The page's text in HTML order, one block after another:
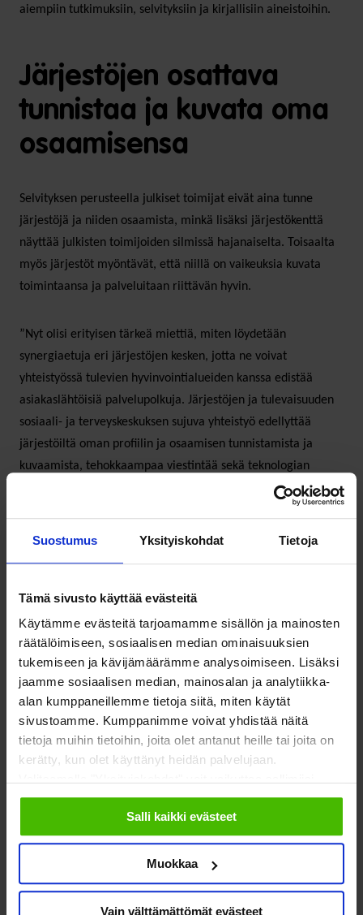
Suostumus Yksityiskohdat Tietoja
Tämä sivusto käyttää evästeitä
Käytämme evästeitä tarjoamamme sisällön ja mainosten
räätälöimiseen, sosiaalisen median ominaisuuksien
tukemiseen ja kävijämäärämme analysoimiseen. Lisäksi
jaamme sosiaalisen median, mainosalan ja analytiikka-
alan kumppaneillemme tietoja siitä, miten käytät
sivustoamme. Kumppanimme voivat yhdistää näitä
tietoja muihin tietoihin, joita olet antanut heille tai joita on
kerätty, kun olet käyttänyt heidän palvelujaan.
evästeisiin.
Salli kaikki evästeet
Muokkaa
Vain välttämättömät evästeet
aiempiin tutkimuksiin, selvityksiin ja kirjallisiin aineistoihin.
Järjestöjen osattava
tunnistaa ja kuvata oma
osaamisensa
Selvityksen perusteella julkiset toimijat eivät aina tunne
järjestöjä ja niiden osaamista, minkä lisäksi järjestökenttä
näyttää julkisten toimijoiden silmissä hajanaiselta. Toisaalta
myös järjestöt myöntävät, että niillä on vaikeuksia kuvata
toimintaansa ja palveluitaan riittävän hyvin.
”Nyt olisi erityisen tärkeä miettiä, miten löydetään
synergiaetuja eri järjestöjen kesken, jotta ne voivat
yhteistyössä tulevien hyvinvointialueiden kanssa edistää
asiakaslähtöisiä palvelupolkuja. Järjestöjen ja tulevaisuuden
sosiaali- ja terveyskeskuksen sujuva yhteistyö edellyttää
järjestöiltä oman profiilin ja osaamisen tunnistamista ja
kuvaamista, tehokkaampaa viestintää sekä teknologian
Alustapalvelu Sociala
selvityksen mukaan selkeästi koottua tietoa järjestöjen
osaamisesta, järjestöjen tarjoamasta tuesta ja järjestöjen
tuottamista palveluista sekä mahdollisuudesta laajentaa
toimintojaan kunnan tasolta tuleville hyvinvointialueille.
Yhteinen digitaalinen alusta tarjoaisi mahdollisuuden koota
järjestöjen tarjoaman tuen ja palvelut yhteen paikkaan, josta
ne olisivat helposti muiden löydettävissä. Julkiselta
digitaaliselta alustalta myös asiakas tai hänen omaisensa
voisivat tarkistaa, miltä asiakkaalle tarkoitettu palveluiden
yhdistelmä voisi näyttää.
”Asiakaslähtöisiä palvelupolkuja ja palvelukokonaisuuksia on
tarkoituksenmukaista vahvistaa järjestöjen tarjoamalla